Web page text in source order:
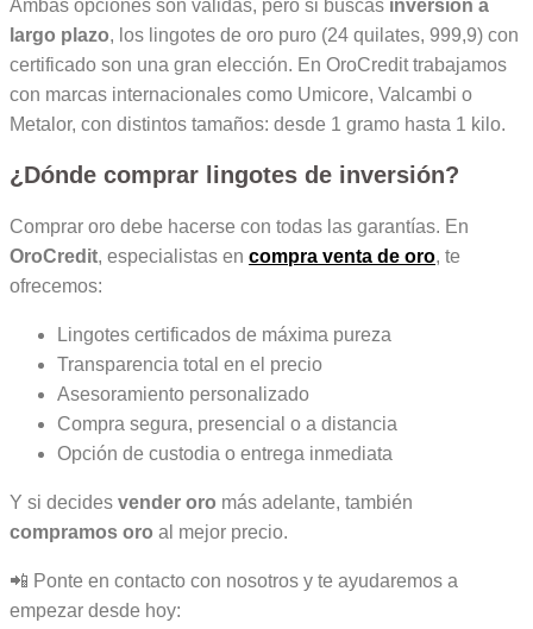
Ambas opciones son válidas, pero si buscas inversión a
largo plazo, los lingotes de oro puro (24 quilates, 999,9) con
certificado son una gran elección. En OroCredit trabajamos
con marcas internacionales como Umicore, Valcambi o
Metalor, con distintos tamaños: desde 1 gramo hasta 1 kilo.
¿Dónde comprar lingotes de inversión?
Comprar oro debe hacerse con todas las garantías. En
OroCredit, especialistas en compra venta de oro, te
ofrecemos:
Lingotes certificados de máxima pureza
Transparencia total en el precio
Asesoramiento personalizado
Compra segura, presencial o a distancia
Opción de custodia o entrega inmediata
Y si decides vender oro más adelante, también
compramos oro al mejor precio.
📲 Ponte en contacto con nosotros y te ayudaremos a
empezar desde hoy: